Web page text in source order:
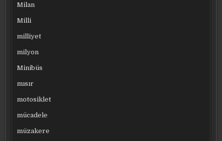
Milan
Milli
milliyet
milyon
Minibüs
mısır
motosiklet
mücadele
müzakere